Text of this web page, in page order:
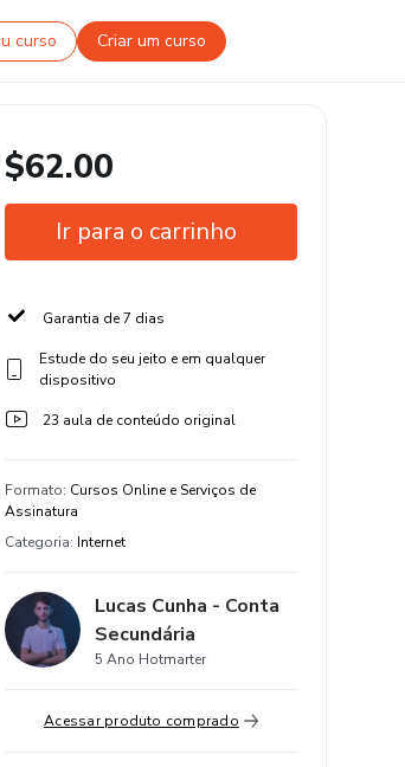
curso Criar um curso
$62.00
Ir para o carrinho
Garantia de 7 dias
Estude do seu jeito e em qualquer
dispositivo
23 aula de conteúdo original
Formato: Cursos Online e Serviços de
Assinatura
Categoria: Internet
Lucas Cunha - Conta
Secundária
5 Ano Hotmarter
Acessar produto comprado